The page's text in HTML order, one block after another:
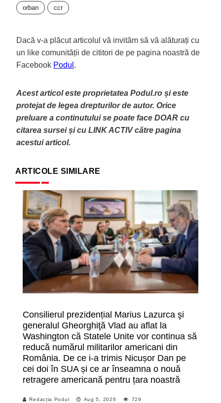
orban ccr
Dacă v-a plăcut articolul vă invităm să vă alăturați cu
un like comunității de cititori de pe pagina noastră de
Facebook Podul .
Acest articol este proprietatea Podul.ro și este
protejat de legea drepturilor de autor. Orice
preluare a continutului se poate face DOAR cu
citarea sursei și cu LINK ACTIV către pagina
acestui articol.
ARTICOLE SIMILARE
Consilierul prezidențial Marius Lazurca şi
generalul Gheorghiţă Vlad au aflat la
Washington că Statele Unite vor continua să
reducă numărul militarilor americani din
România. De ce i-a trimis Nicușor Dan pe
cei doi în SUA și ce ar înseamna o nouă
retragere americană pentru țara noastră
Redacția Podul Aug 5, 2026 729